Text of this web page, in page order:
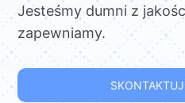
Jesteśmy dumni z
zapewniamy.